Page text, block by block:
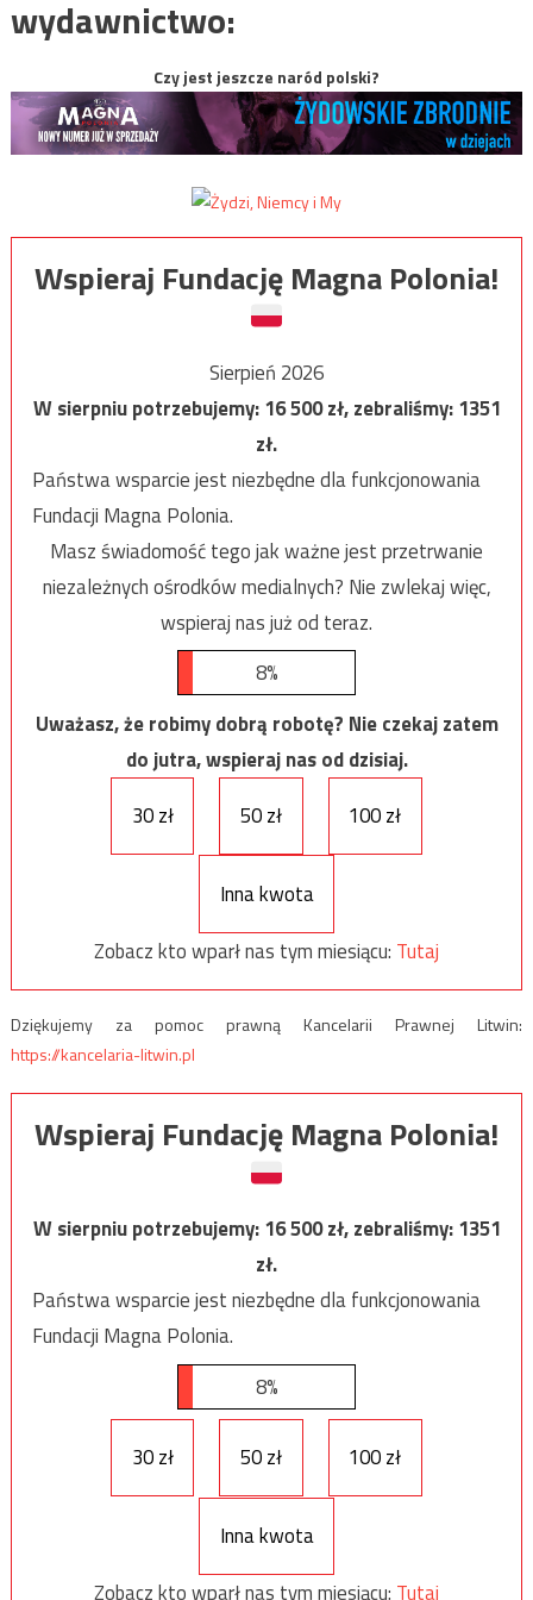
wydawnictwo:
Czy jest jeszcze naród polski?
Wspieraj Fundację Magna Polonia!
Sierpień 2026
W sierpniu potrzebujemy:16 500zł, zebraliśmy:1351
zł.
Państwa wsparcie jest niezbędne dla funkcjonowania
Fundacji Magna Polonia.
Masz świadomość tego jak ważne jest przetrwanie
niezależnych ośrodków medialnych? Nie zwlekaj więc,
wspieraj nas już od teraz.
8%
Uważasz, że robimy dobrą robotę? Nie czekaj zatem
do jutra, wspieraj nas od dzisiaj.
30 zł
50 zł 100 zł
Inna kwota
Zobacz kto wparł nas tym miesiącu: Tutaj
Dziękujemy za pomoc prawną Kancelarii Prawnej Litwin:
https://kancelaria-litwin.pl
Wspieraj Fundację Magna Polonia!
W sierpniu potrzebujemy:16 500zł, zebraliśmy:1351
zł.
Państwa wsparcie jest niezbędne dla funkcjonowania
Fundacji Magna Polonia.
8%
30 zł 50 zł 100 zł
Inna kwota
Zobacz kto wparł nas tym miesiącu: Tutaj